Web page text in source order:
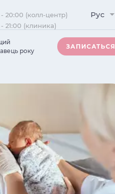
20:00 (колл-центр)
21:00 (клиника)
Рус
року
ЗАПИСАТЬСЯ